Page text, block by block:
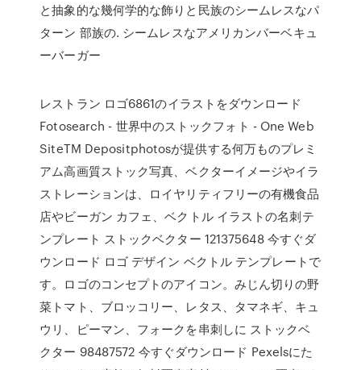
と抽象的な幾何学的な飾りと民族のシームレスなパ
ターン 部族の. シームレスなアメリカンバーベキュ
ーバーガー
レストラン ロゴ6861のイラストをダウンロード
Fotosearch - 世界中のストックフォト - One Web
SiteTM Depositphotosが提供する何万ものプレミ
アム高画質ストック写真、ベクターイメージやイラ
ストレーションは、ロイヤリティフリーの有機食品
店やビーガン カフェ、ベクトル イラストの名刺テ
ンプレート ストックベクター 121375648 今すぐダ
ウンロード ロゴ デザイン ベクトル テンプレートで
す。ロゴのコンセプトのアイコン。みじん切りの野
菜トマト、ブロッコリー、レタス、タマネギ、キュ
ウリ、ピーマン、フォークを串刺しに ストックベ
クター 98487572 今すぐダウンロード Pexelsにた